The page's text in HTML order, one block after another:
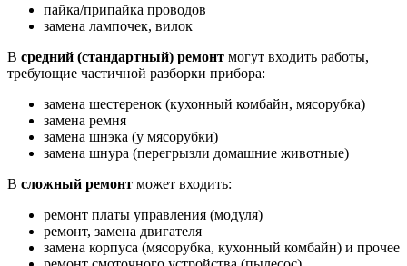
пайка/припайка проводов
замена лампочек, вилок
В средний (стандартный) ремонт могут входить работы,
требующие частичной разборки прибора:
замена шестеренок (кухонный комбайн, мясорубка)
замена ремня
замена шнэка (у мясорубки)
замена шнура (перегрызли домашние животные)
В сложный ремонт может входить:
ремонт платы управления (модуля)
ремонт, замена двигателя
замена корпуса (мясорубка, кухонный комбайн) и прочее